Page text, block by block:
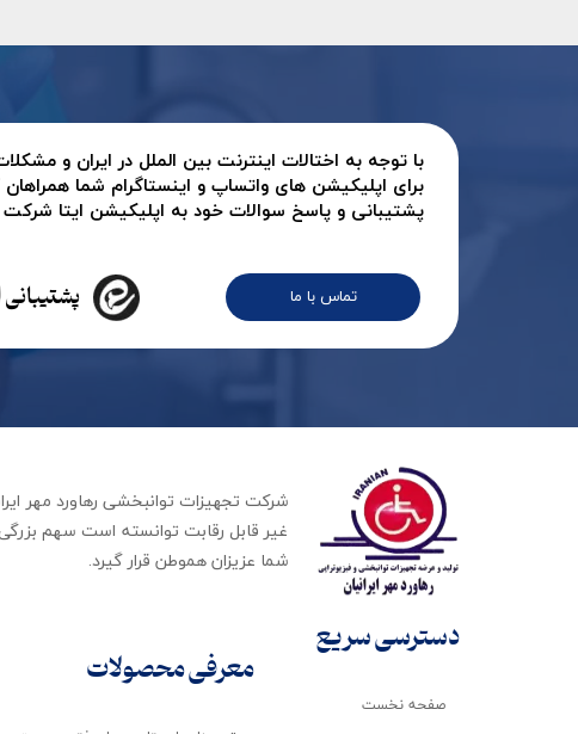
تماس با ما
با توجه به اختالات اینترنت بین الملل در ایران و
برای اپلیکیشن های واتساپ و اینستاگرام شما
پشتیبانی و پاسخ سوالات خود به اپلیکیشن ایتا شرکت
پشتیبانی
غیر قابل رقابت توانسته است سهم
شما عزیزان هموطن قرار گیرد​​​​​​​.
صفحه نخست
دسترسی سریع
معرفی محصولات